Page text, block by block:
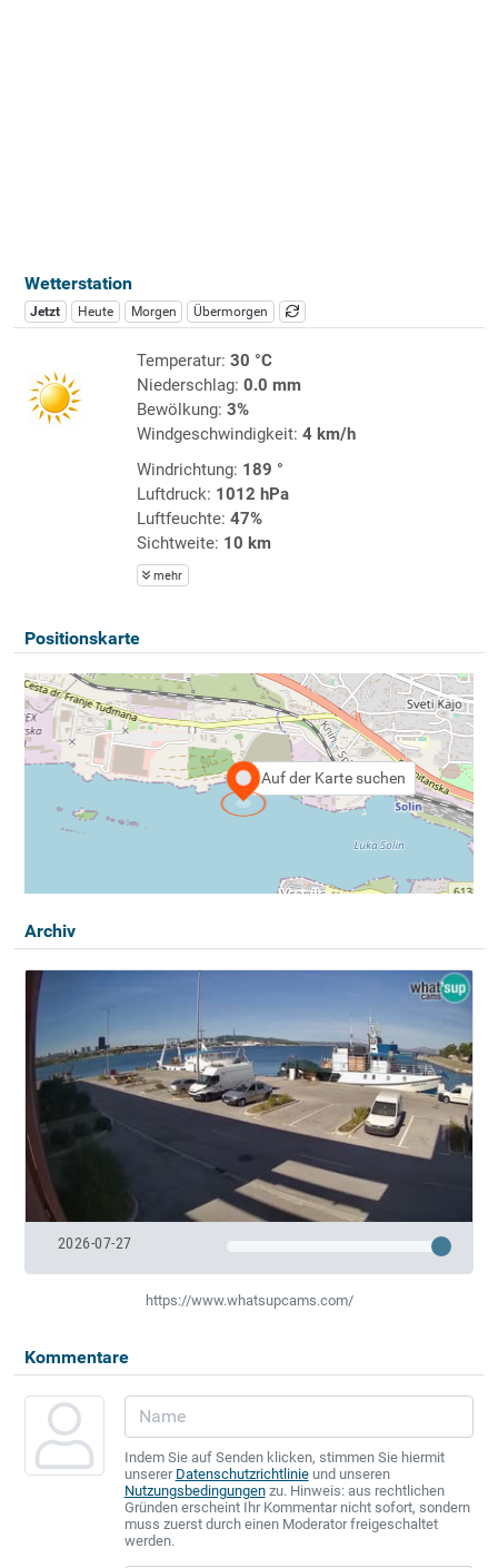
Wetterstation
Jetzt Heute Morgen Übermorgen
Temperatur: 30 °C
Niederschlag: 0.0 mm
Bewölkung: 3%
Windgeschwindigkeit: 4 km/h
Windrichtung: 189 °
Luftdruck: 1012 hPa
Luftfeuchte: 47%
Sichtweite: 10 km
mehr
Positionskarte
Auf der Karte suchen
Archiv
2026-07-27
https://www.whatsupcams.com/
Kommentare
Indem Sie auf Senden klicken, stimmen Sie hiermit
unserer Datenschutzrichtlinieund unseren
Nutzungsbedingungenzu. Hinweis: aus rechtlichen
Gründen erscheint Ihr Kommentar nicht sofort, sondern
muss zuerst durch einen Moderator freigeschaltet
werden.